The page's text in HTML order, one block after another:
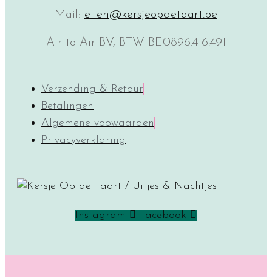
Mail: ellen@kersjeopdetaart.be
Air to Air BV, BTW BE0896.416.491
Verzending & Retour
Betalingen
Algemene voowaarden
Privacyverklaring
Instagram Facebook